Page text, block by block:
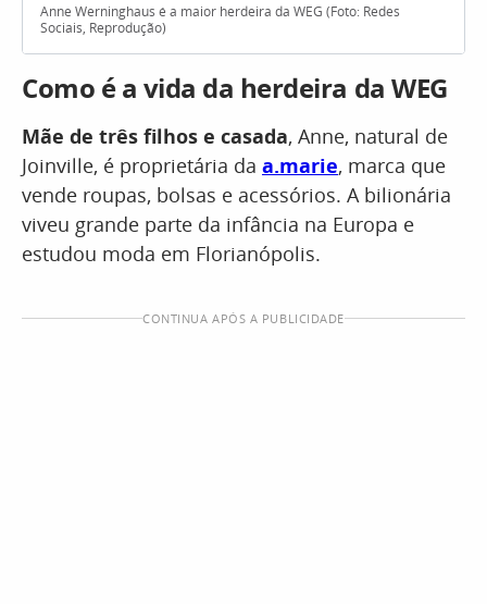
Anne Werninghaus é a maior herdeira da WEG (Foto: Redes
Sociais, Reprodução)
Como é a vida da herdeira da WEG
Mãe de três filhos e casada, Anne, natural de
Joinville, é proprietária da a.marie, marca que
vende roupas, bolsas e acessórios. A bilionária
viveu grande parte da infância na Europa e
estudou moda em Florianópolis.
CONTINUA APÓS A PUBLICIDADE